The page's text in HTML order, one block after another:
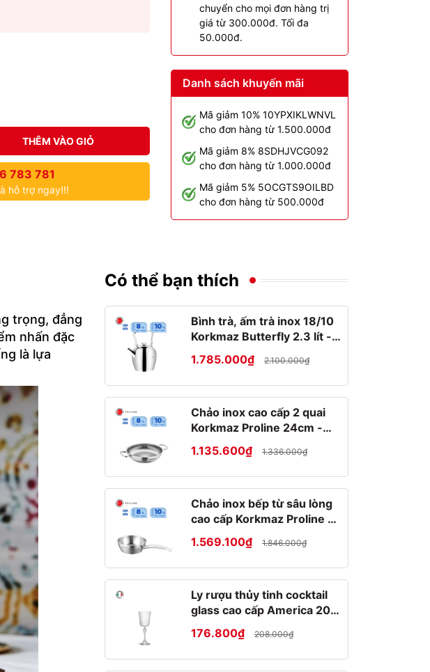
THÊM VÀO GIỎ
783 781
hỗ trợ ngay!!!
chuyển cho mọi đơn hàng trị
giá từ 300.000đ. Tối đa
50.000đ.
Danh sách khuyến mãi
Mã giảm 10% 10YPXIKLWNVL
cho đơn hàng từ 1.500.000đ
Mã giảm 8% 8SDHJVCG092
cho đơn hàng từ 1.000.000đ
Mã giảm 5% 5OCGTS9OILBD
cho đơn hàng từ 500.000đ
trọng, đẳng
nhấn đặc
là lựa
Có thể bạn thích
Bình trà, ấm trà inox 18/10
Korkmaz Butterfly 2.3 lít -
A026
1.785.000₫ 2.100.000₫
Chảo inox cao cấp 2 quai
Korkmaz Proline 24cm -
A1192
1.135.600₫ 1.336.000₫
Chảo inox bếp từ sâu lòng
cao cấp Korkmaz Proline 2
lít - Ø20x7cm - A1175
1.569.100₫ 1.846.000₫
Ly rượu thủy tinh cocktail
glass cao cấp America 20s
25cl
176.800₫ 208.000₫